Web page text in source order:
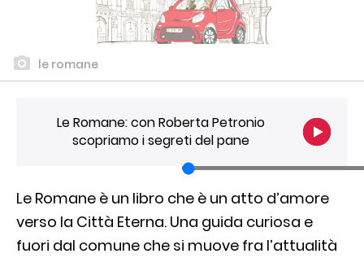
le romane
Le Romane: con Roberta Petronio
scopriamo i segreti del pane
Le Romane è un libro che è un atto d’amore
verso la Città Eterna. Una guida curiosa e
fuori dal comune che si muove fra l’attualità